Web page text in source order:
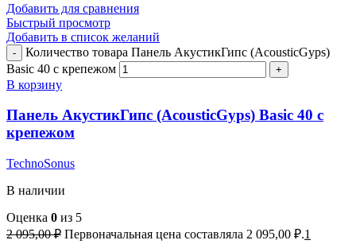
Добавить для сравнения
Быстрый просмотр
Добавить в список желаний
Количество товара Панель АкустикГипс (AcousticGyps)
Basic 40 с крепежом
В корзину
Панель АкустикГипс (AcousticGyps) Basic 40 с
крепежом
TechnoSonus
В наличии
Оценка 0 из 5
2 095,00₽ Первоначальная цена составляла 2 095,00 ₽.1